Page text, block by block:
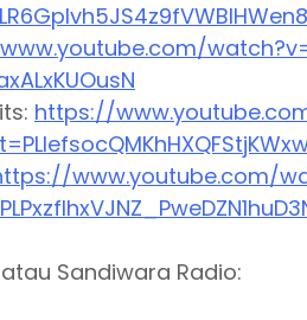
https://
www.youtube.com/
Sandiwara Radio: